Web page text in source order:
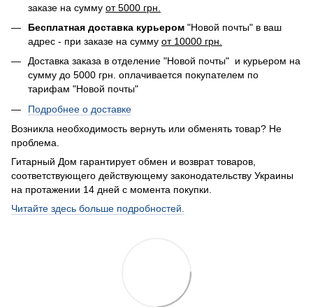
заказе на сумму от 5000 грн.
Бесплатная доставка курьером "Новой почты" в ваш
адрес - при заказе на сумму от 10000 грн.
Доставка заказа в отделение "Новой почты" и курьером на
сумму до 5000 грн. оплачивается покупателем по
тарифам "Новой почты"
Подробнее о доставке
Возникла необходимость вернуть или обменять товар? Не
проблема.
Гитарный Дом гарантирует обмен и возврат товаров,
соответствующего действующему законодательству Украины
на протажении 14 дней с момента покупки.
Читайте здесь больше подробностей.